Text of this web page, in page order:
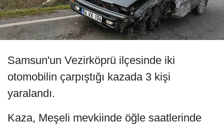
Samsun'un Vezirköprü ilçesinde iki
otomobilin çarpıştığı kazada 3 kişi
yaralandı.
Kaza, Meşeli mevkiinde öğle saatlerinde